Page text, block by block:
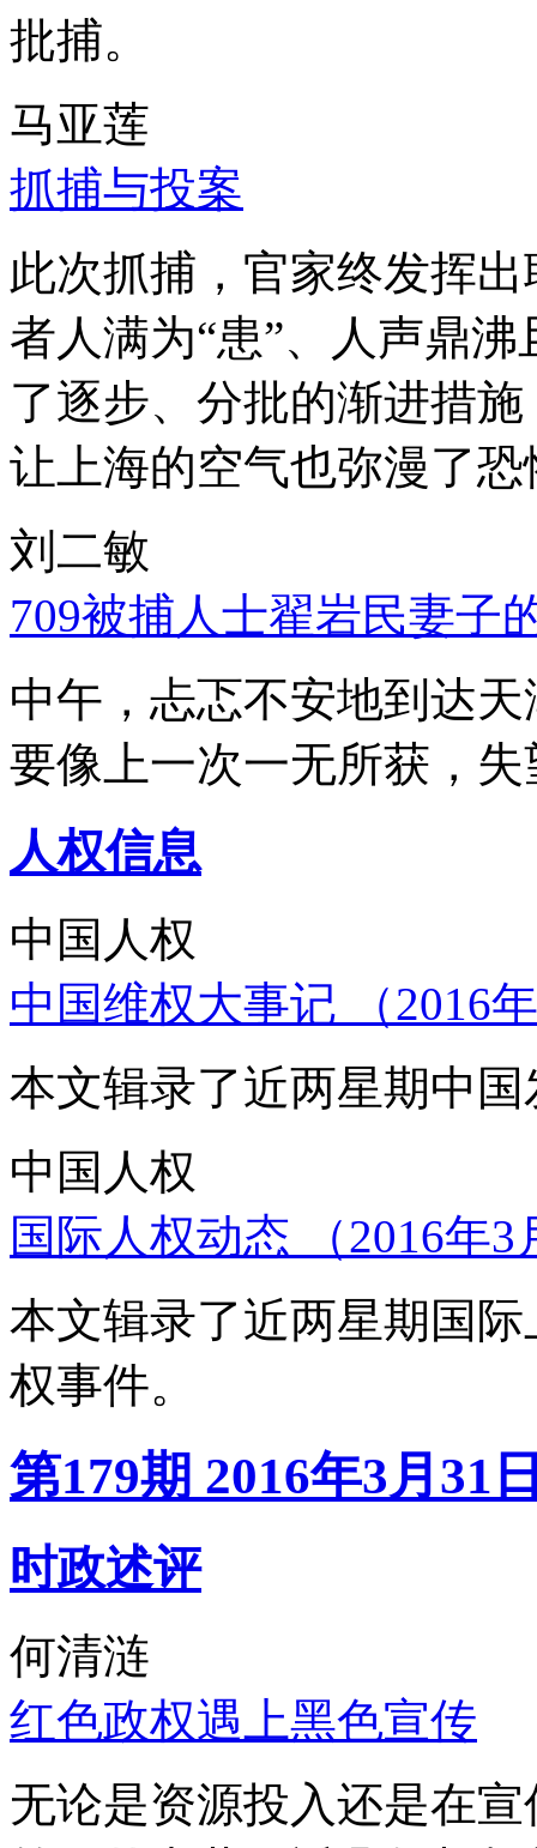
批捕。
马亚莲
抓捕与投案
此次抓捕，官家终发挥
者人满为“患”、人声鼎
了逐步、分批的渐进措
让上海的空气也弥漫了
刘二敏
709被捕人士翟岩民妻子
中午，忐忑不安地到达
要像上一次一无所获，
人权信息
中国人权
中国维权大事记 （2016
本文辑录了近两星期中
中国人权
国际人权动态 （2016年
本文辑录了近两星期国
权事件。
第179期 2016年3月31
时政述评
何清涟
红色政权遇上黑色宣传
无论是资源投入还是在